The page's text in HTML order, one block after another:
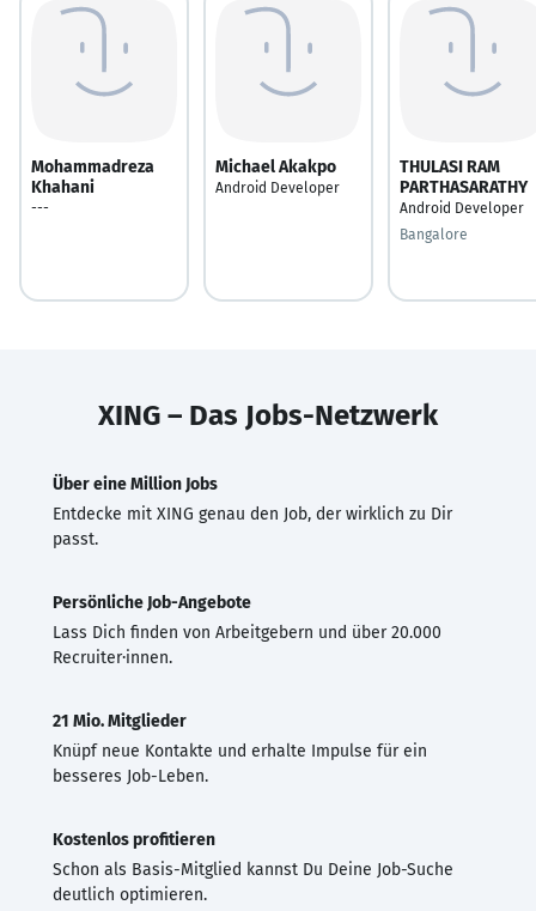
Mohammadreza
Khahani
---
Michael Akakpo
Android Developer
THULASI RAM
PARTHASARATHY
Android Developer
Bangalore
XING – Das Jobs-Netzwerk
Über eine Million Jobs
Entdecke mit XING genau den Job, der wirklich zu Dir
passt.
Persönliche Job-Angebote
Lass Dich finden von Arbeitgebern und über 20.000
Recruiter·innen.
21 Mio. Mitglieder
Knüpf neue Kontakte und erhalte Impulse für ein
besseres Job-Leben.
Kostenlos profitieren
Schon als Basis-Mitglied kannst Du Deine Job-Suche
deutlich optimieren.